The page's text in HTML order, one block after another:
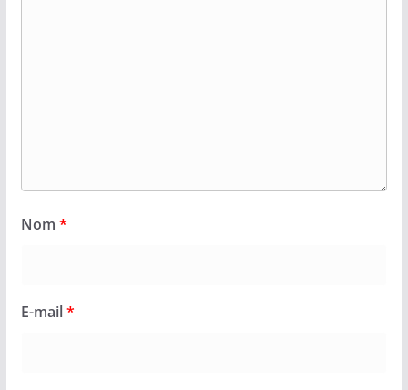
Nom *
E-mail*